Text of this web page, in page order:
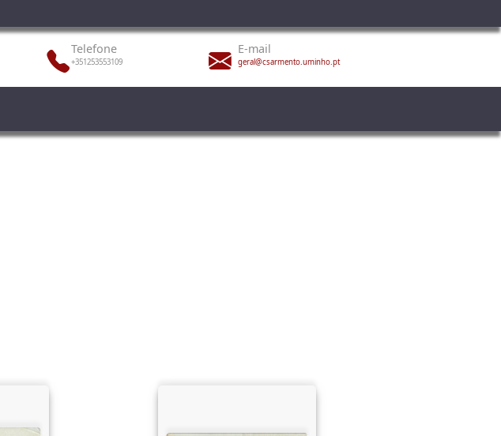
Telefone
+351253553109
E-mail
geral@csarmento.uminho.pt